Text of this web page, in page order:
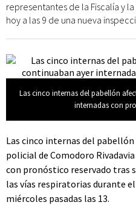
representantes de la Fiscalía y
hoy a las 9 de una nueva
Las cinco internas del pabellón
internadas con
Las cinco internas del pabellón
policial de Comodoro
con pronóstico reservado tras
las vías respiratorias durante
miércoles pasadas las 13.